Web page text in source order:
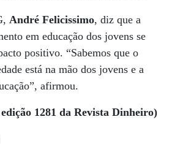
André Felicissimo, diz que a
em educação dos jovens se
positivo. “Sabemos que o
está na mão dos jovens e a
afirmou.
1281 da Revista Dinheiro)